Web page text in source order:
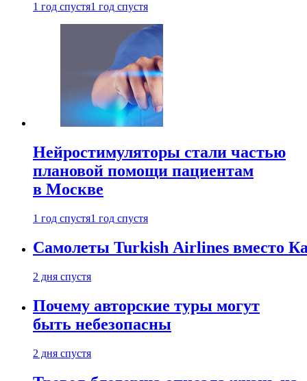
1 год спустя1 год спустя
Нейростимуляторы стали частью
плановой помощи пациентам
в Москве
1 год спустя1 год спустя
Самолеты Turkish Airlines вместо
2 дня спустя
Почему авторские туры могут
быть небезопасны
2 дня спустя